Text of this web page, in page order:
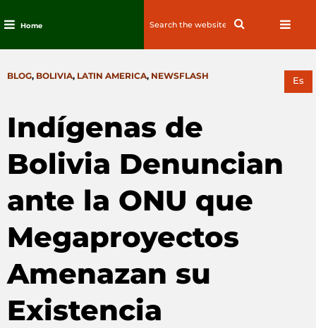
content
Home
Search
Es
CATEGORIES
BLOG, BOLIVIA, LATIN AMERICA, NEWSFLASH
Indígenas de
Bolivia Denuncian
ante la ONU que
Megaproyectos
Amenazan su
Existencia